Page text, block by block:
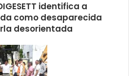
identifica a
como desaparecida
desorientada